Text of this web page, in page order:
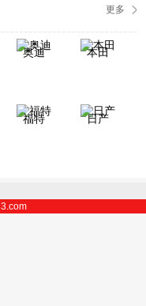
更多
奥迪 本田
福特 日产